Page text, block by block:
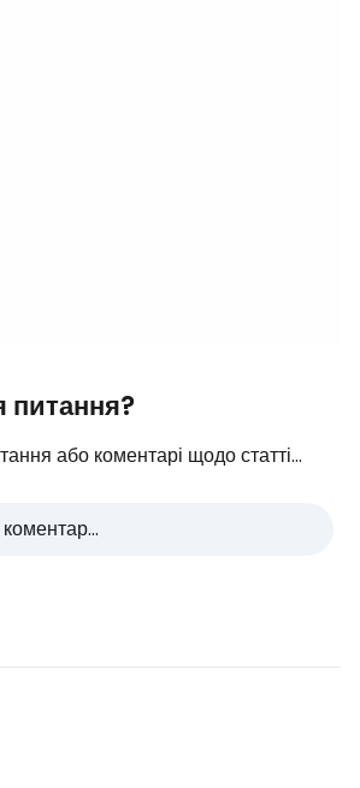
або коментарі щодо статті...